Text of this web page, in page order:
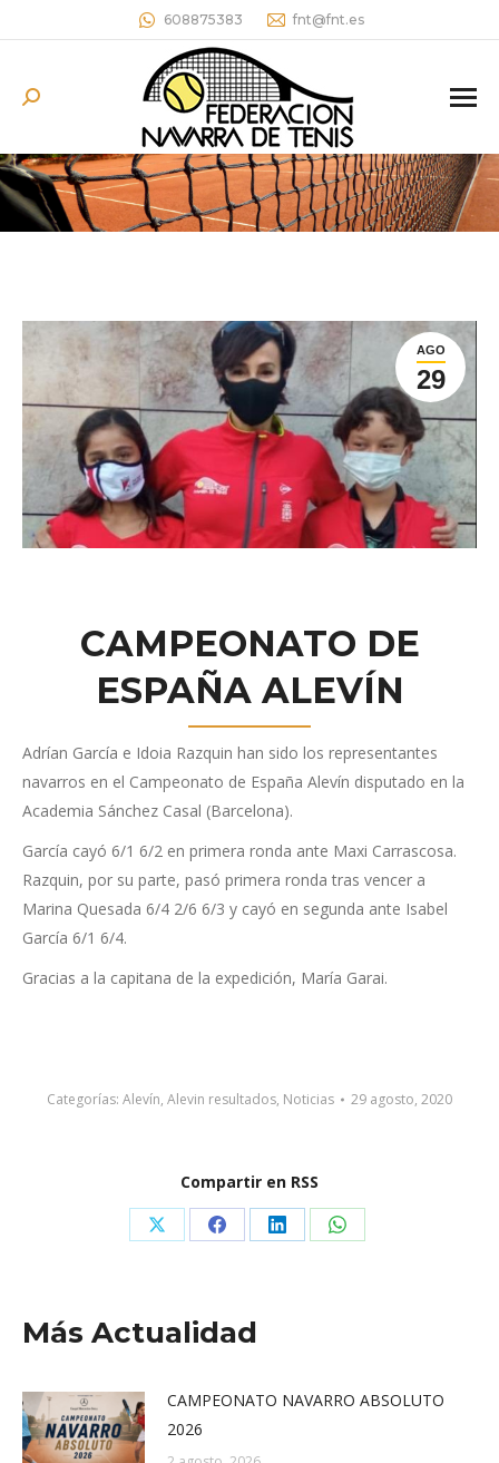
608875383 fnt@fnt.es
Buscar:
AGO
29
CAMPEONATO DE
ESPAÑA ALEVÍN
Adrían García e Idoia Razquin han sido los representantes
navarros en el Campeonato de España Alevín disputado en la
Academia Sánchez Casal (Barcelona).
García cayó 6/1 6/2 en primera ronda ante Maxi Carrascosa.
Razquin, por su parte, pasó primera ronda tras vencer a
Marina Quesada 6/4 2/6 6/3 y cayó en segunda ante Isabel
García 6/1 6/4.
Gracias a la capitana de la expedición, María Garai.
Categorías: Alevín, Alevin resultados, Noticias 29 agosto, 2020
Compartir en RSS
Share Share Share Share
Más Actualidad
CAMPEONATO NAVARRO ABSOLUTO
2026